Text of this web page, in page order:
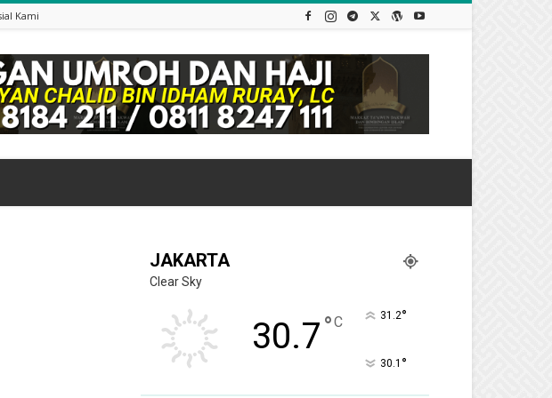
Kami
JAKARTA
Clear Sky
30.7°C 31.2°
30.1 °